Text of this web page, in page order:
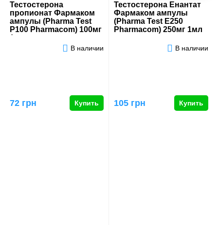
Тестостерона
пропионат Фармаком
ампулы (Pharma Test
P100 Pharmacom) 100мг
1мл
В наличии
72 грн Купить
Тестостерона Енантат
Фармаком ампулы
(Pharma Test E250
Pharmacom) 250мг 1мл
В наличии
105 грн Купить